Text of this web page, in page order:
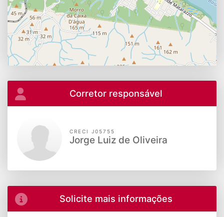
Corretor responsável
CRECI J05755
Jorge Luiz de Oliveira
Solicite mais informações